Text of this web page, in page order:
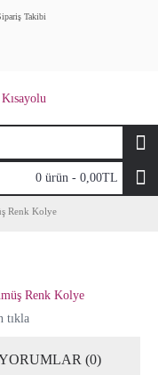
Takibi
0 ürün - 0,00TL
Renk Kolye
tıkla
(0)